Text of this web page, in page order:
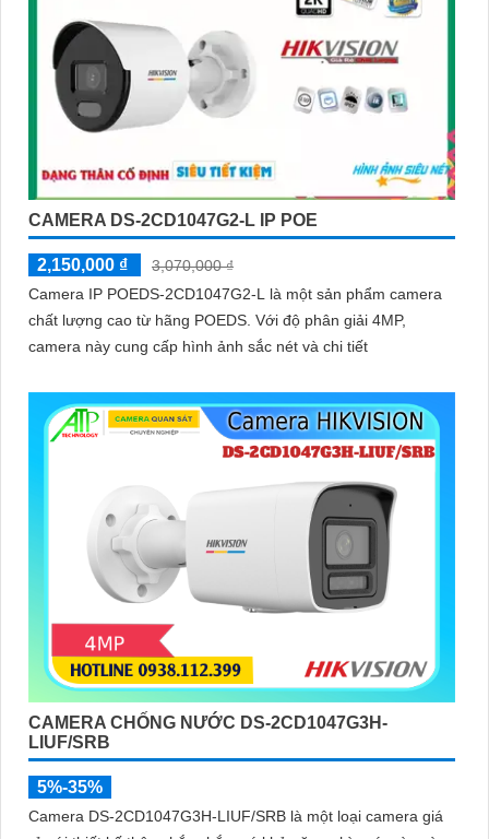
CAMERA DS-2CD1047G2-L IP POE
2,150,000 ₫
3,070,000 ₫
Camera IP POEDS-2CD1047G2-L là một sản phẩm camera
chất lượng cao từ hãng POEDS. Với độ phân giải 4MP,
camera này cung cấp hình ảnh sắc nét và chi tiết
CAMERA CHỐNG NƯỚC DS-2CD1047G3H-
LIUF/SRB
5%-35%
Camera DS-2CD1047G3H-LIUF/SRB là một loại camera giá